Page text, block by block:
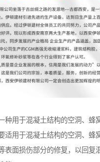
种用于混凝土结构的空洞、蜂
适用于混凝土结构的空洞、蜂
表面损伤部分的修复，以回复